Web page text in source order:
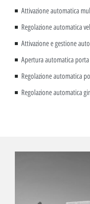
Attivazione automatica
Regolazione automatica
Attivazione e gestione
Apertura automatica
Regolazione automatica
Regolazione automatica